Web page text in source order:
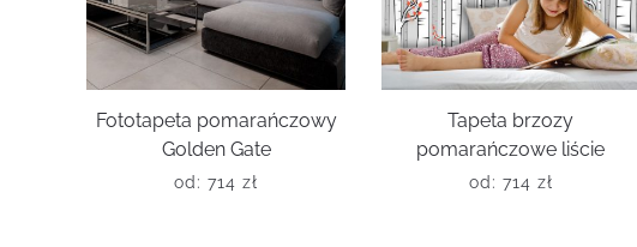
Fototapeta pomarańczowy
Golden Gate
od: 714 zł
Tapeta brzozy
pomarańczowe liście
od: 714 zł